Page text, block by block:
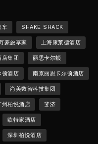
车 SHAKE SHACK
豪旅享家 上海康莱德酒店
店集团 丽思卡尔顿
顿酒店 南京丽思卡尔顿酒店
尚美数智科技集团
州柏悦酒店 斐济
欧特家酒店
深圳柏悦酒店